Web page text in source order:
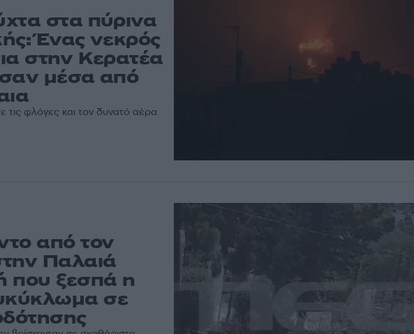
στα πύρινα
Ένας νεκρός
στην Κερατέα
μέσα από
φλόγες και τον δυνατό αέρα
από τον
Παλαιά
που ξεσπά η
σε